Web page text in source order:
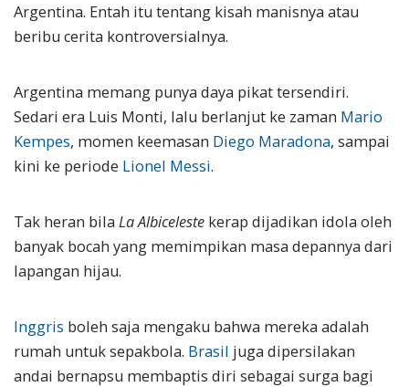
Argentina. Entah itu tentang kisah manisnya atau
beribu cerita kontroversialnya.
Argentina memang punya daya pikat tersendiri.
Sedari era Luis Monti, lalu berlanjut ke zaman Mario
Kempes, momen keemasan Diego Maradona, sampai
kini ke periode Lionel Messi.
Tak heran bila La Albiceleste kerap dijadikan idola oleh
banyak bocah yang memimpikan masa depannya dari
lapangan hijau.
Inggris boleh saja mengaku bahwa mereka adalah
rumah untuk sepakbola. Brasil juga dipersilakan
andai bernapsu membaptis diri sebagai surga bagi